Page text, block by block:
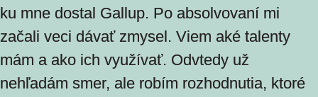
ku mne dostal Gallup. Po absolvovaní mi
začali veci dávať zmysel. Viem aké talenty
mám a ako ich využívať. Odvtedy už
nehľadám smer, ale robím rozhodnutia, ktoré